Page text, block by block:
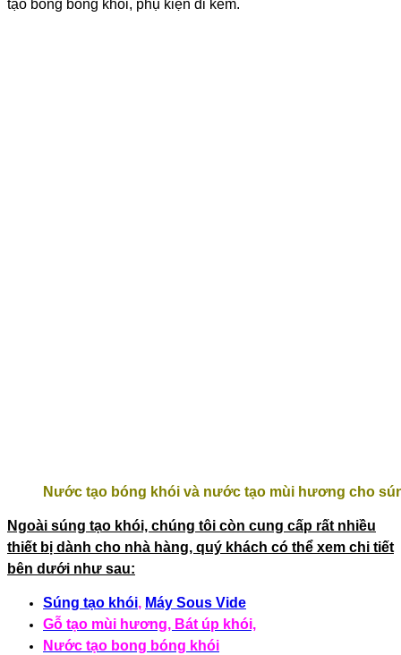
tạo bong bóng khói, phụ kiện đi kèm.
Nước tạo bóng khói và nước tạo mùi hương cho
Ngoài súng tạo khói, chúng tôi còn cung cấp rất nhiều
thiết bị dành cho nhà hàng, quý khách có thể xem chi tiết
bên dưới như sau:
Súng tạo khói, Máy Sous Vide
Gỗ tạo mùi hương, Bát úp khói,
Nước tạo bong bóng khói